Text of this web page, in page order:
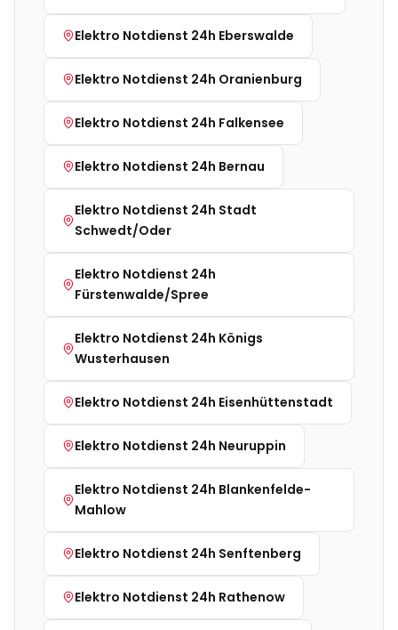
Elektro Notdienst 24h Eberswalde
Elektro Notdienst 24h Oranienburg
Elektro Notdienst 24h Falkensee
Elektro Notdienst 24h Bernau
Elektro Notdienst 24h Stadt
Schwedt/Oder
Elektro Notdienst 24h
Fürstenwalde/Spree
Elektro Notdienst 24h Königs
Wusterhausen
Elektro Notdienst 24h Eisenhüttenstadt
Elektro Notdienst 24h Neuruppin
Elektro Notdienst 24h Blankenfelde-
Mahlow
Elektro Notdienst 24h Senftenberg
Elektro Notdienst 24h Rathenow